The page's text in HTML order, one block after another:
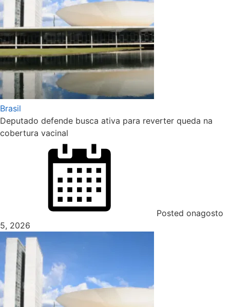
Brasil
Deputado defende busca ativa para reverter queda na
cobertura vacinal
Posted onagosto
5, 2026